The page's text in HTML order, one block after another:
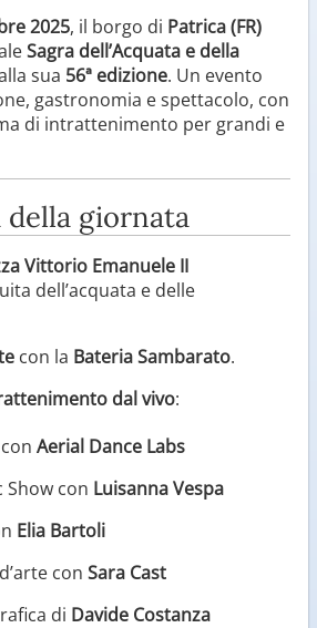
2025, il borgo di Patrica (FR)
Sagra dell’Acquata e della
sua 56ª edizione. Un evento
gastronomia e spettacolo, con
di intrattenimento per grandi e
della giornata
Vittorio Emanuele II
dell’acquata e delle
con la Bateria Sambarato.
dal vivo:
Aerial Dance Labs
Show con Luisanna Vespa
Elia Bartoli
con Sara Cast
di Davide Costanza